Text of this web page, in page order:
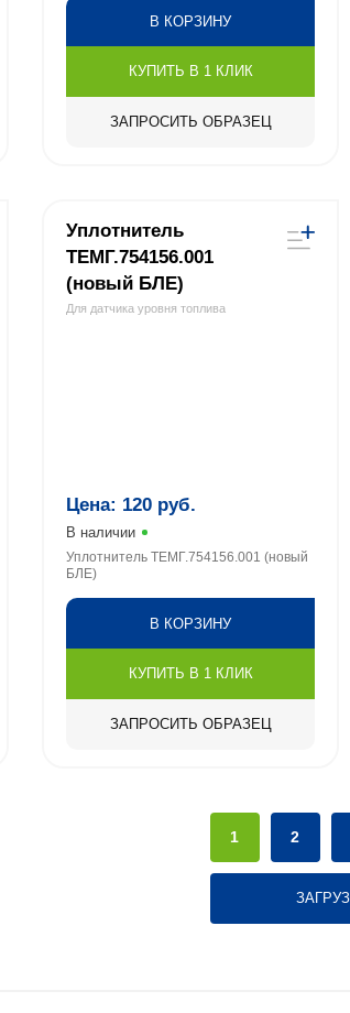
В КОРЗИНУ
КУПИТЬ В 1 КЛИК
ЗАПРОСИТЬ ОБРАЗЕЦ
Уплотнитель
ТЕМГ.754156.001
(новый БЛЕ)
Для датчика уровня топлива
Цена: 120 руб.
В наличии
Уплотнитель ТЕМГ.754156.001 (новый
БЛЕ)
В КОРЗИНУ
КУПИТЬ В 1 КЛИК
ЗАПРОСИТЬ ОБРАЗЕЦ
1 2